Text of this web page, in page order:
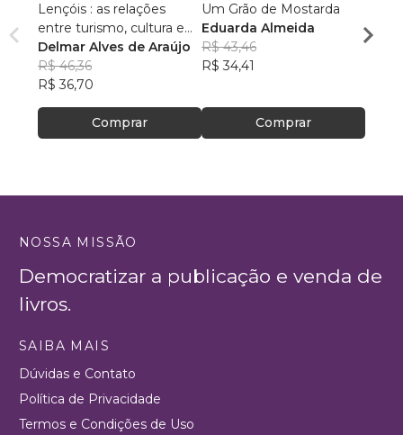
Lençóis : as relações
entre turismo, cultura e
ambiente
Delmar Alves de Araújo
R$ 46,36
R$ 36,70
Comprar
Um Grão de Mostarda
Eduarda Almeida
R$ 43,46
R$ 34,41
Comprar
Aulas
NOSSA MISSÃO
Democratizar a publicação e venda de
livros.
SAIBA MAIS
Dúvidas e Contato
Política de Privacidade
Termos e Condições de Uso